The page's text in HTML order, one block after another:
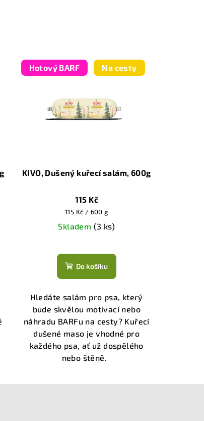
Hotový BARF Na cesty
KIVO, Dušený kuřecí salám, 600g
115 Kč
Měrná
cena:
115 Kč / 600 g
Skladem (3 ks)
hodnocení
produktu
je
z
hvězdiček.
Do košíku
Hledáte salám pro psa, který
bude skvělou motivací nebo
náhradu BARFu na cesty? Kuřecí
dušené maso je vhodné pro
každého psa, ať už dospělého
nebo štěně.